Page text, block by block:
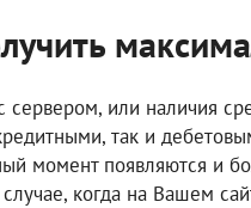
сервером, или наличия
так и
момент появляются и
когда на Вашем